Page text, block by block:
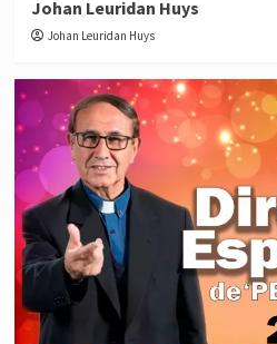
Johan Leuridan Huys
Johan Leuridan Huys